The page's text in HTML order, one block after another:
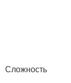
Сложность